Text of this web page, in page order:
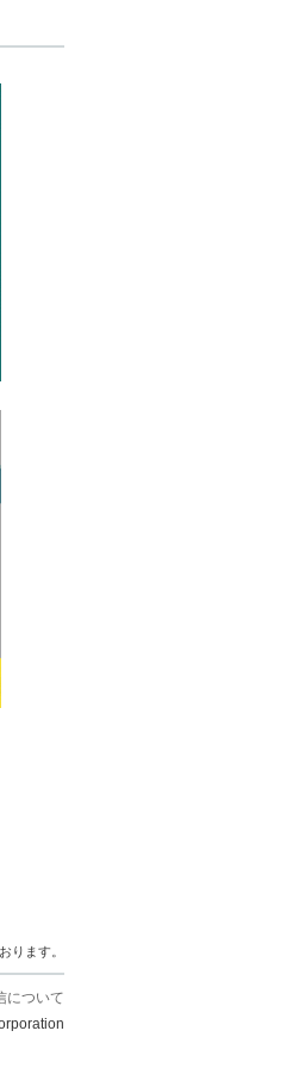
ります。
について